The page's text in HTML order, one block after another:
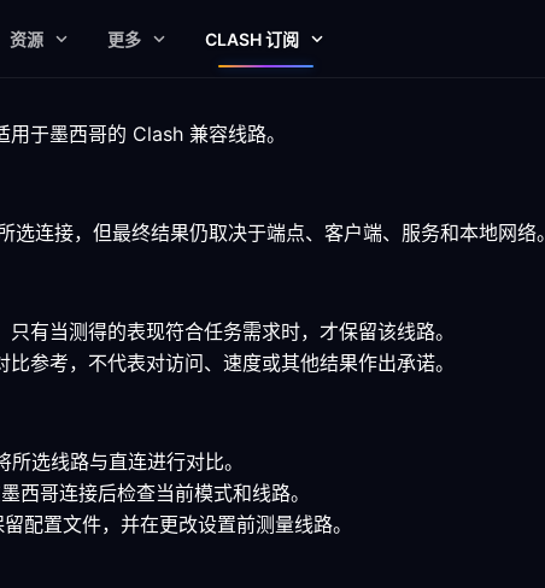
资源 更多 CLASH 订阅
于墨西哥的 Clash 兼容线路。
连接，但最终结果仍取决于端点、客户端、服务和本地网络。
有当测得的表现符合任务需求时，才保留该线路。
参考，不代表对访问、速度或其他结果作出承诺。
选线路与直连进行对比。
西哥连接后检查当前模式和线路。
配置文件，并在更改设置前测量线路。